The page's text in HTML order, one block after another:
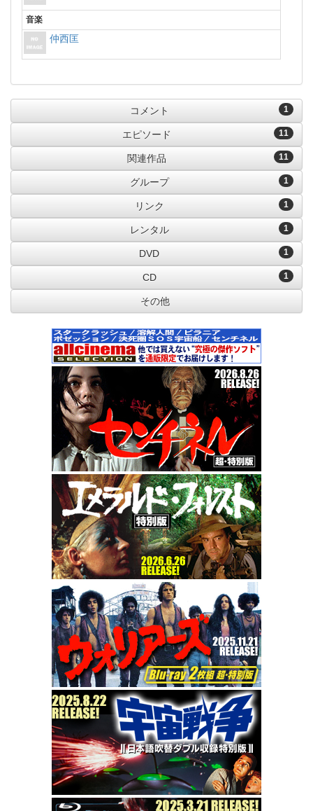
音楽
仲西匡
1
コメント
11
エピソード
11
関連作品
1
グループ
1
リンク
1
レンタル
1
DVD
1
CD
その他